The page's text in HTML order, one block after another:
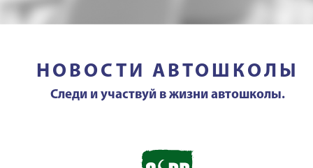
НОВОСТИ АВТОШКОЛЫ
Следи и участвуй в жизни автошколы.